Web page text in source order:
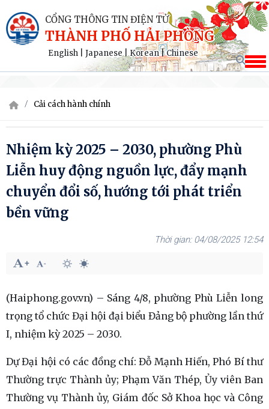
CỔNG THÔNG TIN ĐIỆN TỬ
THÀNH PHỐ HẢI PHÒNG
English Japanese|Korean|Chinese
Cải cách hành chính
Nhiệm kỳ 2025 – 2030, phường Phù
Liễn huy động nguồn lực, đẩy mạnh
chuyển đổi số, hướng tới phát triển
bền vững
04/08/2025 12:54
(Haiphong.gov.vn) – Sáng 4/8, phường Phù Liễn long
trọng tổ chức Đại hội đại biểu Đảng bộ phường lần thứ
I, nhiệm kỳ 2025 – 2030.
Dự Đại hội có các đồng chí: Đỗ Mạnh Hiến, Phó Bí thư
Thường trực Thành ủy; Phạm Văn Thép, Ủy viên Ban
Thường vụ Thành ủy, Giám đốc Sở Khoa học và Công